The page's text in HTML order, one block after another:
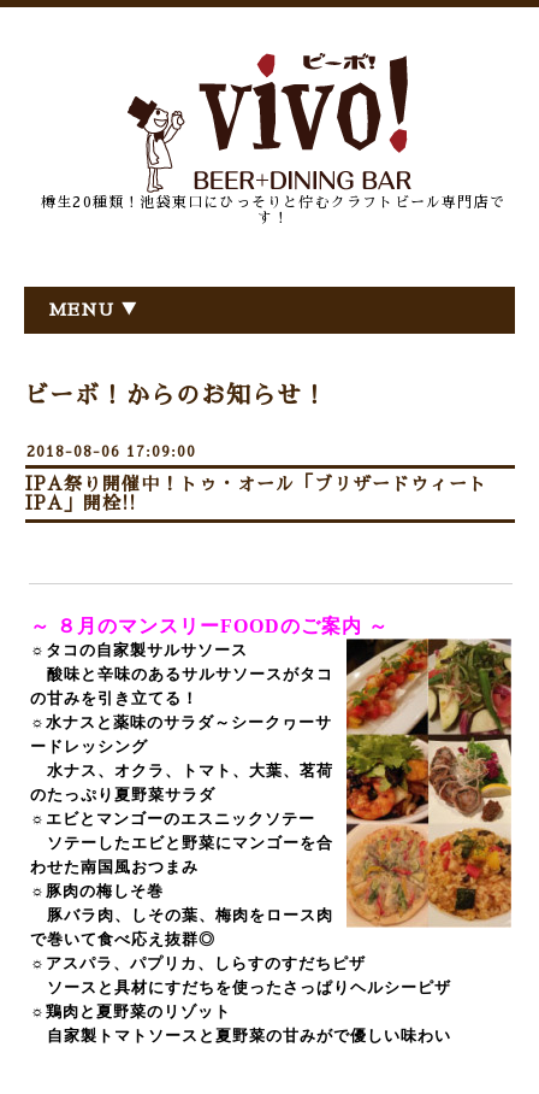
樽生20種類！池袋東口にひっそりと佇むクラフトビール専門店で
す！
MENU ▼
ビーボ！からのお知らせ！
2018-08-06 17:09:00
IPA祭り開催中！トゥ・オール「ブリザードウィート
IPA」開栓!!
～ ８ 月のマンスリーFOODのご案内 ～
☼タコの自家製サルサソース
酸味と辛味のあるサルサソースがタコ
の甘みを引き立てる！
☼水ナスと薬味のサラダ～シークヮーサ
ードレッシング
水ナス、オクラ、トマト、大葉、茗荷
のたっぷり夏野菜サラダ
☼エビとマンゴーのエスニックソテー
ソテーしたエビと野菜にマンゴーを合
わせた南国風おつまみ
☼豚肉の梅しそ巻
豚バラ肉、しその葉、梅肉をロース肉
で巻いて食べ応え抜群◎
☼アスパラ、パプリカ、しらすのすだちピザ
ソースと具材にすだちを使ったさっぱりヘルシーピザ
☼鶏肉と夏野菜のリゾット
自家製トマトソースと夏野菜の甘みがで優しい味わい